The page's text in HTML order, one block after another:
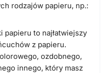
rodzajów papieru, np.:
papieru to najłatwiejszy
z papieru.
ozdobnego,
innego, który masz